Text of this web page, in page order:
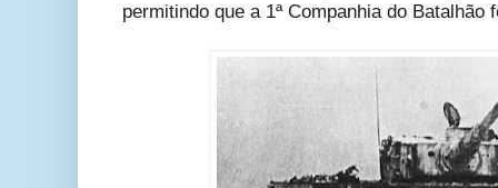
permitindo que a 1ª Companhia do Batalhão